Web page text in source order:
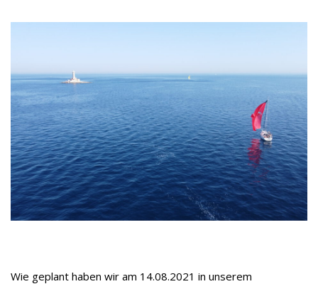
Wie geplant haben wir am 14.08.2021 in unserem